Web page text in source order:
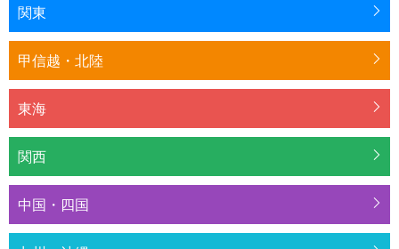
関東
甲信越・北陸
東海
関西
中国・四国